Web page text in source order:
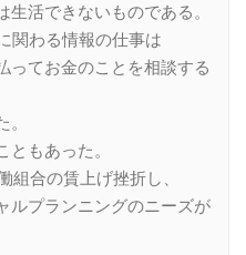
活できないものである。
関わる情報の仕事は
ってお金のことを相談する
もあった。
組合の賃上げ挫折し、
ルプランニングのニーズが